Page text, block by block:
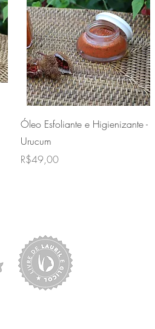
Quick View
Óleo Esfoliante e Higienizante -
Urucum
Price
R$49,00